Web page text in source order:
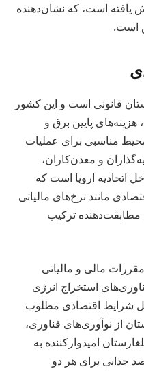
بیش از 200٪ افزایش یافته است، که نشان‌دهنده
است.
قانونی است و این کشور
پایین برق و
مناسبی برای عملیات
و معدن‌کاران،
اتحادیه اروپا است که
مانند نرخ‌های مالیاتی
مطابقت‌دهنده ترکیب
مالی و مالیاتی
استخراج انرژی
شرایط اقتصادی مطلوب
از نوآوری‌های فناوری،
امیدوارکننده به
جذابی برای هر دو